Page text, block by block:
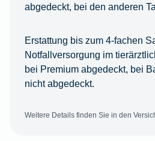
abgedeckt, bei den anderen
Erstattung bis zum 4-fachen
Notfallversorgung im
bei Premium abgedeckt, bei
nicht abgedeckt.
Weitere Details finden Sie in den